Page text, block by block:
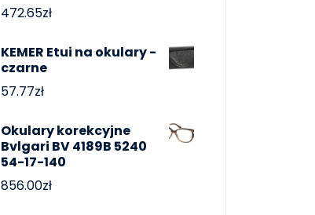
472.65zł
KEMER Etui na okulary -
czarne
57.77zł
Okulary korekcyjne
Bvlgari BV 4189B 5240
54-17-140
856.00zł